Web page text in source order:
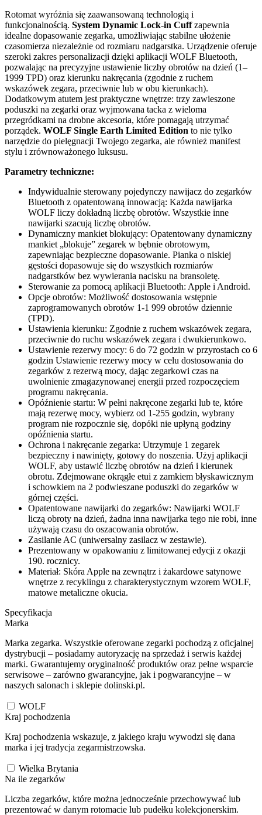
Rotomat wyróżnia się zaawansowaną technologią i
funkcjonalnością. System Dynamic Lock-in Cuffzapewnia
idealne dopasowanie zegarka, umożliwiając stabilne ułożenie
czasomierza niezależnie od rozmiaru nadgarstka. Urządzenie oferuje
szeroki zakres personalizacji dzięki aplikacji WOLF Bluetooth,
pozwalając na precyzyjne ustawienie liczby obrotów na dzień (1–
1999 TPD) oraz kierunku nakręcania (zgodnie z ruchem
wskazówek zegara, przeciwnie lub w obu kierunkach).
Dodatkowym atutem jest praktyczne wnętrze: trzy zawieszone
poduszki na zegarki oraz wyjmowana tacka z wieloma
przegródkami na drobne akcesoria, które pomagają utrzymać
porządek. WOLF Single Earth Limited Edition to nie tylko
narzędzie do pielęgnacji Twojego zegarka, ale również manifest
stylu i zrównoważonego luksusu.
Parametry techniczne:
Indywidualnie sterowany pojedynczy nawijacz do zegarków
Bluetooth z opatentowaną innowacją: Każda nawijarka
WOLF liczy dokładną liczbę obrotów. Wszystkie inne
nawijarki szacują liczbę obrotów.
Dynamiczny mankiet blokujący: Opatentowany dynamiczny
mankiet „blokuje” zegarek w bębnie obrotowym,
zapewniając bezpieczne dopasowanie. Pianka o niskiej
gęstości dopasowuje się do wszystkich rozmiarów
nadgarstków bez wywierania nacisku na bransoletę.
Sterowanie za pomocą aplikacji Bluetooth: Apple i Android.
Opcje obrotów: Możliwość dostosowania wstępnie
zaprogramowanych obrotów 1-1 999 obrotów dziennie
(TPD).
Ustawienia kierunku: Zgodnie z ruchem wskazówek zegara,
przeciwnie do ruchu wskazówek zegara i dwukierunkowo.
Ustawienie rezerwy mocy: 6 do 72 godzin w przyrostach co 6
godzin Ustawienie rezerwy mocy w celu dostosowania do
zegarków z rezerwą mocy, dając zegarkowi czas na
uwolnienie zmagazynowanej energii przed rozpoczęciem
programu nakręcania.
Opóźnienie startu: W pełni nakręcone zegarki lub te, które
mają rezerwę mocy, wybierz od 1-255 godzin, wybrany
program nie rozpocznie się, dopóki nie upłyną godziny
opóźnienia startu.
Ochrona i nakręcanie zegarka: Utrzymuje 1 zegarek
bezpieczny i nawinięty, gotowy do noszenia. Użyj aplikacji
WOLF, aby ustawić liczbę obrotów na dzień i kierunek
obrotu. Zdejmowane okrągłe etui z zamkiem błyskawicznym
i schowkiem na 2 podwieszane poduszki do zegarków w
górnej części.
Opatentowane nawijarki do zegarków: Nawijarki WOLF
liczą obroty na dzień, żadna inna nawijarka tego nie robi, inne
używają czasu do oszacowania obrotów.
Zasilanie AC (uniwersalny zasilacz w zestawie).
Prezentowany w opakowaniu z limitowanej edycji z okazji
190. rocznicy.
Materiał: Skóra Apple na zewnątrz i żakardowe satynowe
wnętrze z recyklingu z charakterystycznym wzorem WOLF,
matowe metaliczne okucia.
Specyfikacja
Marka
Marka zegarka. Wszystkie oferowane zegarki pochodzą z oficjalnej
dystrybucji – posiadamy autoryzację na sprzedaż i serwis każdej
marki. Gwarantujemy oryginalność produktów oraz pełne wsparcie
serwisowe – zarówno gwarancyjne, jak i pogwarancyjne – w
naszych salonach i sklepie dolinski.pl.
WOLF
Kraj pochodzenia
Kraj pochodzenia wskazuje, z jakiego kraju wywodzi się dana
marka i jej tradycja zegarmistrzowska.
Wielka Brytania
Na ile zegarków
Liczba zegarków, które można jednocześnie przechowywać lub
prezentować w danym rotomacie lub pudełku kolekcjonerskim.